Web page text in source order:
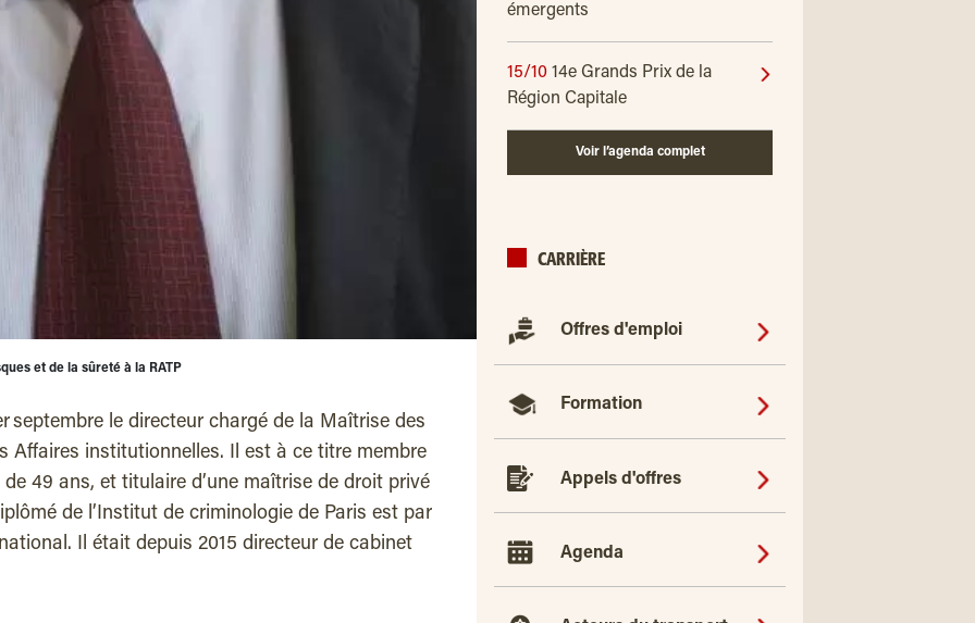
et de la sûreté à la RATP
septembre le directeur chargé de la Maîtrise des
Affaires institutionnelles. Il est à ce titre membre
de 49 ans, et titulaire d’une maîtrise de droit privé
de l’Institut de criminologie de Paris est par
Il était depuis 2015 directeur de cabinet
émergents
15/10 14e Grands Prix de la
Région Capitale
Voir l’agenda complet
CARRIÈRE
Offres d'emploi
Formation
Appels d'offres
Agenda